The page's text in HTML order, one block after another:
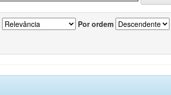
Por ordem